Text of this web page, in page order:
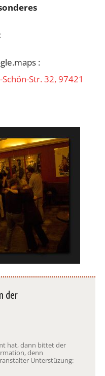
:
Str. 32, 97421
der
hat, dann bittet der
denn
Unterstüzung: